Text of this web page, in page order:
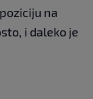
na
i daleko je